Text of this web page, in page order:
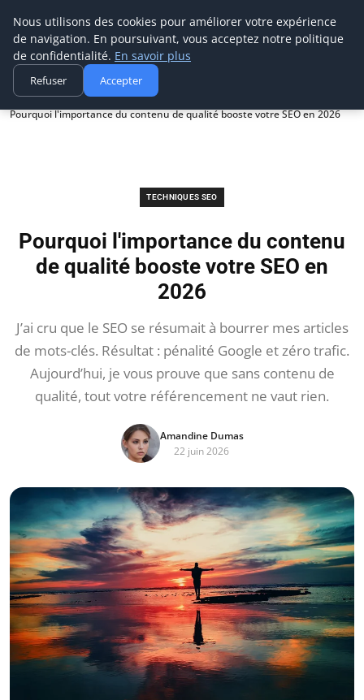
Digitalblitz
Accueil
Techniques SEO
Pourquoi l'importance du contenu de qualité booste votre SEO en 2026
TECHNIQUES SEO
Pourquoi l'importance du contenu
de qualité booste votre SEO en
2026
J’ai cru que le SEO se résumait à bourrer mes articles
de mots-clés. Résultat : pénalité Google et zéro trafic.
Aujourd’hui, je vous prouve que sans contenu de
qualité, tout votre référencement ne vaut rien.
Amandine Dumas
22 juin 2026
Nous utilisons des cookies pour améliorer votre expérience
de navigation. En poursuivant, vous acceptez notre politique
de confidentialité. En savoir plus
Refuser Accepter